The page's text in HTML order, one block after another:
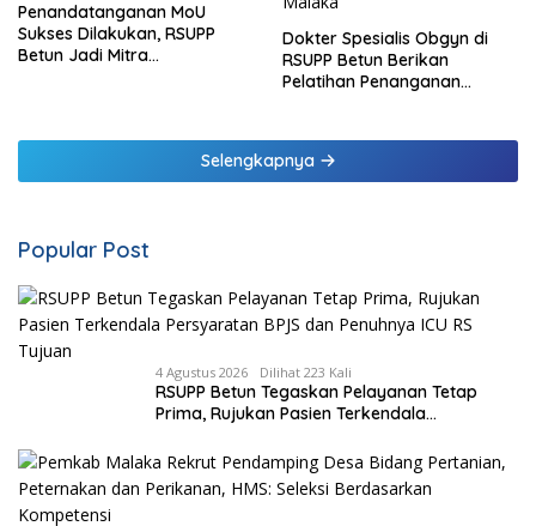
Penandatanganan MoU
Sukses Dilakukan, RSUPP
Betun Jadi Mitra
Dokter Spesialis Obgyn di
RSUPP Betun Berikan
Pelatihan Penanganan
Malaka
Selengkapnya
Popular Post
4 Agustus 2026 Dilihat 223 Kali
RSUPP Betun Tegaskan Pelayanan Tetap
Prima, Rujukan Pasien Terkendala
Tujuan